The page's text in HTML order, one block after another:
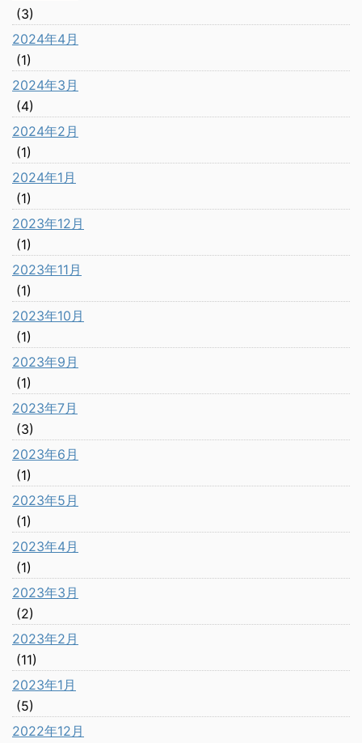
(3)
2024年4月
(1)
2024年3月
(4)
2024年2月
(1)
2024年1月
(1)
2023年12月
(1)
2023年11月
(1)
2023年10月
(1)
2023年9月
(1)
2023年7月
(3)
2023年6月
(1)
2023年5月
(1)
2023年4月
(1)
2023年3月
(2)
2023年2月
(11)
2023年1月
(5)
2022年12月